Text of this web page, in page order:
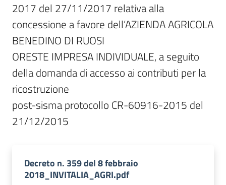
2017 del 27/11/2017 relativa alla
concessione a favore dell’AZIENDA AGRICOLA
BENEDINO DI RUOSI
ORESTE IMPRESA INDIVIDUALE, a seguito
della domanda di accesso ai contributi per la
ricostruzione
post-sisma protocollo CR-60916-2015 del
21/12/2015
Decreto n. 359 del 8 febbraio
2018_INVITALIA_AGRI.pdf